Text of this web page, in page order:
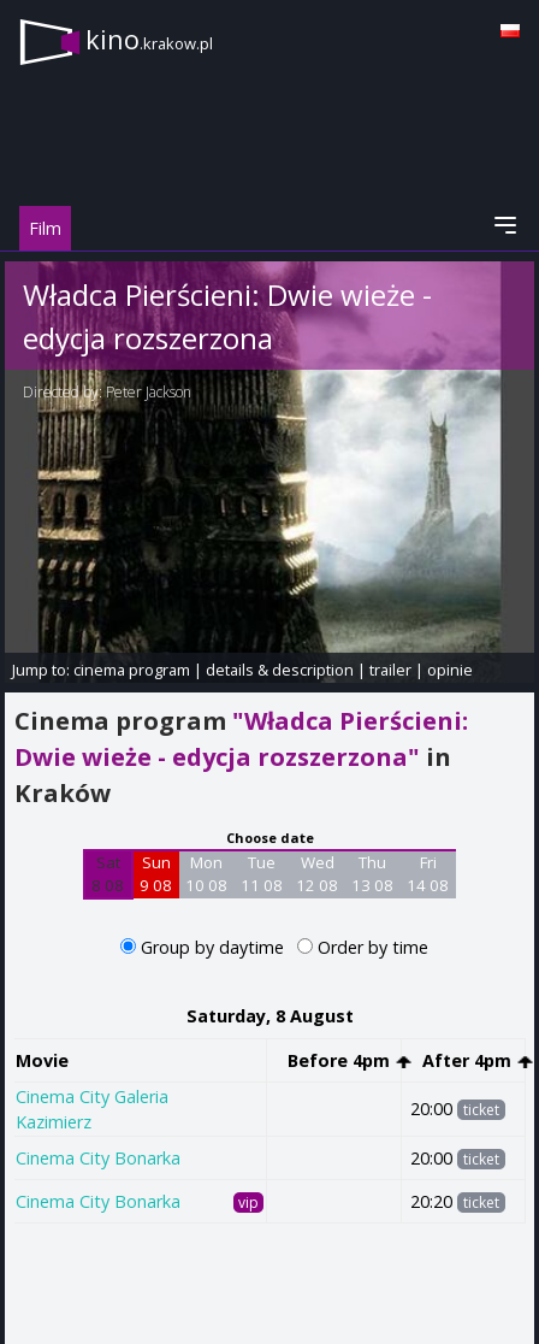
kino.krakow.pl
Film
Władca Pierścieni: Dwie wieże -
edycja rozszerzona
Directed by:Peter Jackson
Jump to:cinema program |details & description |trailer |opinie
Cinema program "Władca Pierścieni:
Dwie wieże - edycja rozszerzona" in
Kraków
Choose date
Sat
8 08
Sun
9 08
Mon
10 08
Tue
11 08
Wed
12 08
Thu
13 08
Fri
14 08
Group by daytime Order by time
Saturday, 8 August
Movie
Before 4pm
After 4pm
Cinema City Galeria
Kazimierz
20:00 ticket
Cinema City Bonarka 20:00 ticket
Cinema City Bonarka vip 20:20 ticket